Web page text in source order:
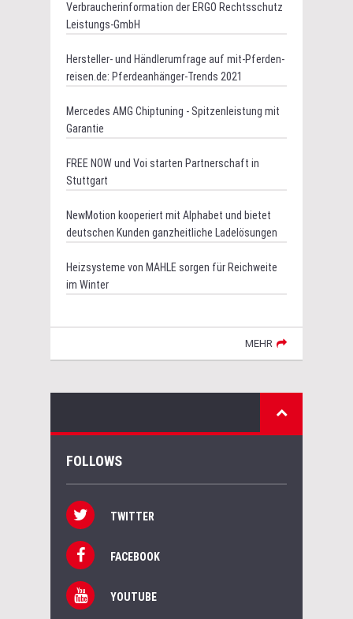
Verbraucherinformation der ERGO Rechtsschutz
Leistungs-GmbH
Hersteller- und Händlerumfrage auf mit-Pferden-
reisen.de: Pferdeanhänger-Trends 2021
Mercedes AMG Chiptuning - Spitzenleistung mit
Garantie
FREE NOW und Voi starten Partnerschaft in
Stuttgart
NewMotion kooperiert mit Alphabet und bietet
deutschen Kunden ganzheitliche Ladelösungen
Heizsysteme von MAHLE sorgen für Reichweite
im Winter
MEHR
FOLLOWS
TWITTER
FACEBOOK
YOUTUBE